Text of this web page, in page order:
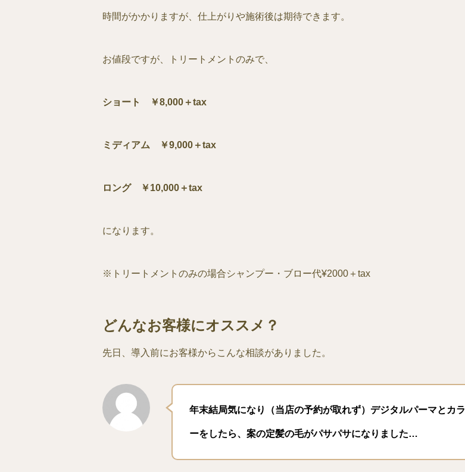
時間がかかりますが、仕上がりや施術後は期待できます。
お値段ですが、トリートメントのみで、
ショート ￥8,000＋tax
ミディアム ￥9,000＋tax
ロング ￥10,000＋tax
になります。
※トリートメントのみの場合シャンプー・ブロー代¥2000＋tax
どんなお客様にオススメ？
先日、導入前にお客様からこんな相談がありました。
年末結局気になり（当店の予約が取れず）デジタルパーマとカラ
ーをしたら、案の定髪の毛がパサパサになりました…